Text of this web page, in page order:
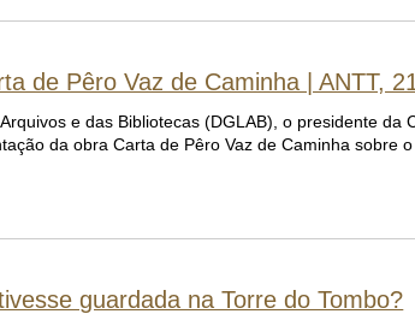
de Pêro Vaz de Caminha | ANTT,
e das Bibliotecas (DGLAB), o presidente
da obra Carta de Pêro Vaz de Caminha sobre
guardada na Torre do Tombo?